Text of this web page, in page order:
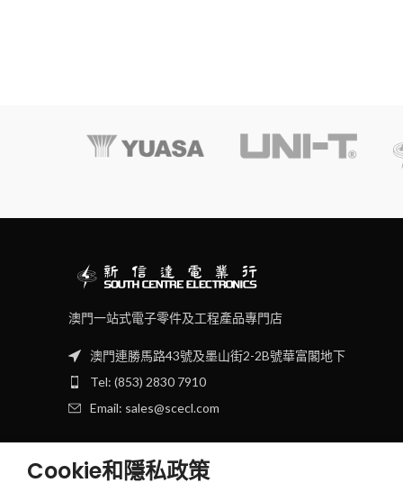
澳門一站式電子零件及工程產品專門店
澳門連勝馬路43號及墨山街2-2B號華富閣地下
Tel: (853) 2830 7910
Email: sales@scecl.com
Cookie和隱私政策